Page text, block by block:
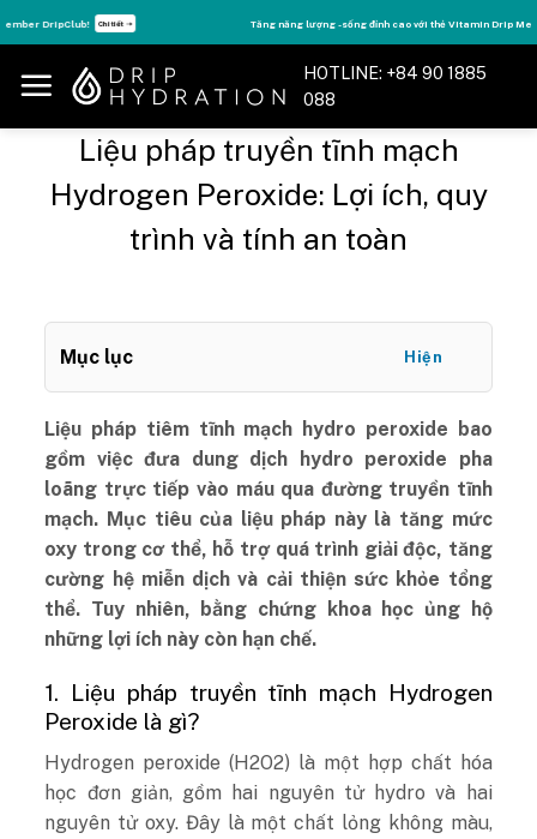
to
content
Tăng năng lượng - sống đỉnh cao với thẻ Vitamin Drip Membership. Xem ngay ➝
HOTLINE: +84 90 1885
088
Liệu pháp truyền tĩnh mạch
Hydrogen Peroxide: Lợi ích, quy
trình và tính an toàn
Mục lục Hiện
Liệu pháp tiêm tĩnh mạch hydro peroxide bao
gồm việc đưa dung dịch hydro peroxide pha
loãng trực tiếp vào máu qua đường truyền tĩnh
mạch. Mục tiêu của liệu pháp này là tăng mức
oxy trong cơ thể, hỗ trợ quá trình giải độc, tăng
cường hệ miễn dịch và cải thiện sức khỏe tổng
thể. Tuy nhiên, bằng chứng khoa học ủng hộ
những lợi ích này còn hạn chế.
1. Liệu pháp truyền tĩnh mạch Hydrogen
Peroxide là gì?
Hydrogen peroxide (H2O2) là một hợp chất hóa
học đơn giản, gồm hai nguyên tử hydro và hai
nguyên tử oxy. Đây là một chất lỏng không màu,